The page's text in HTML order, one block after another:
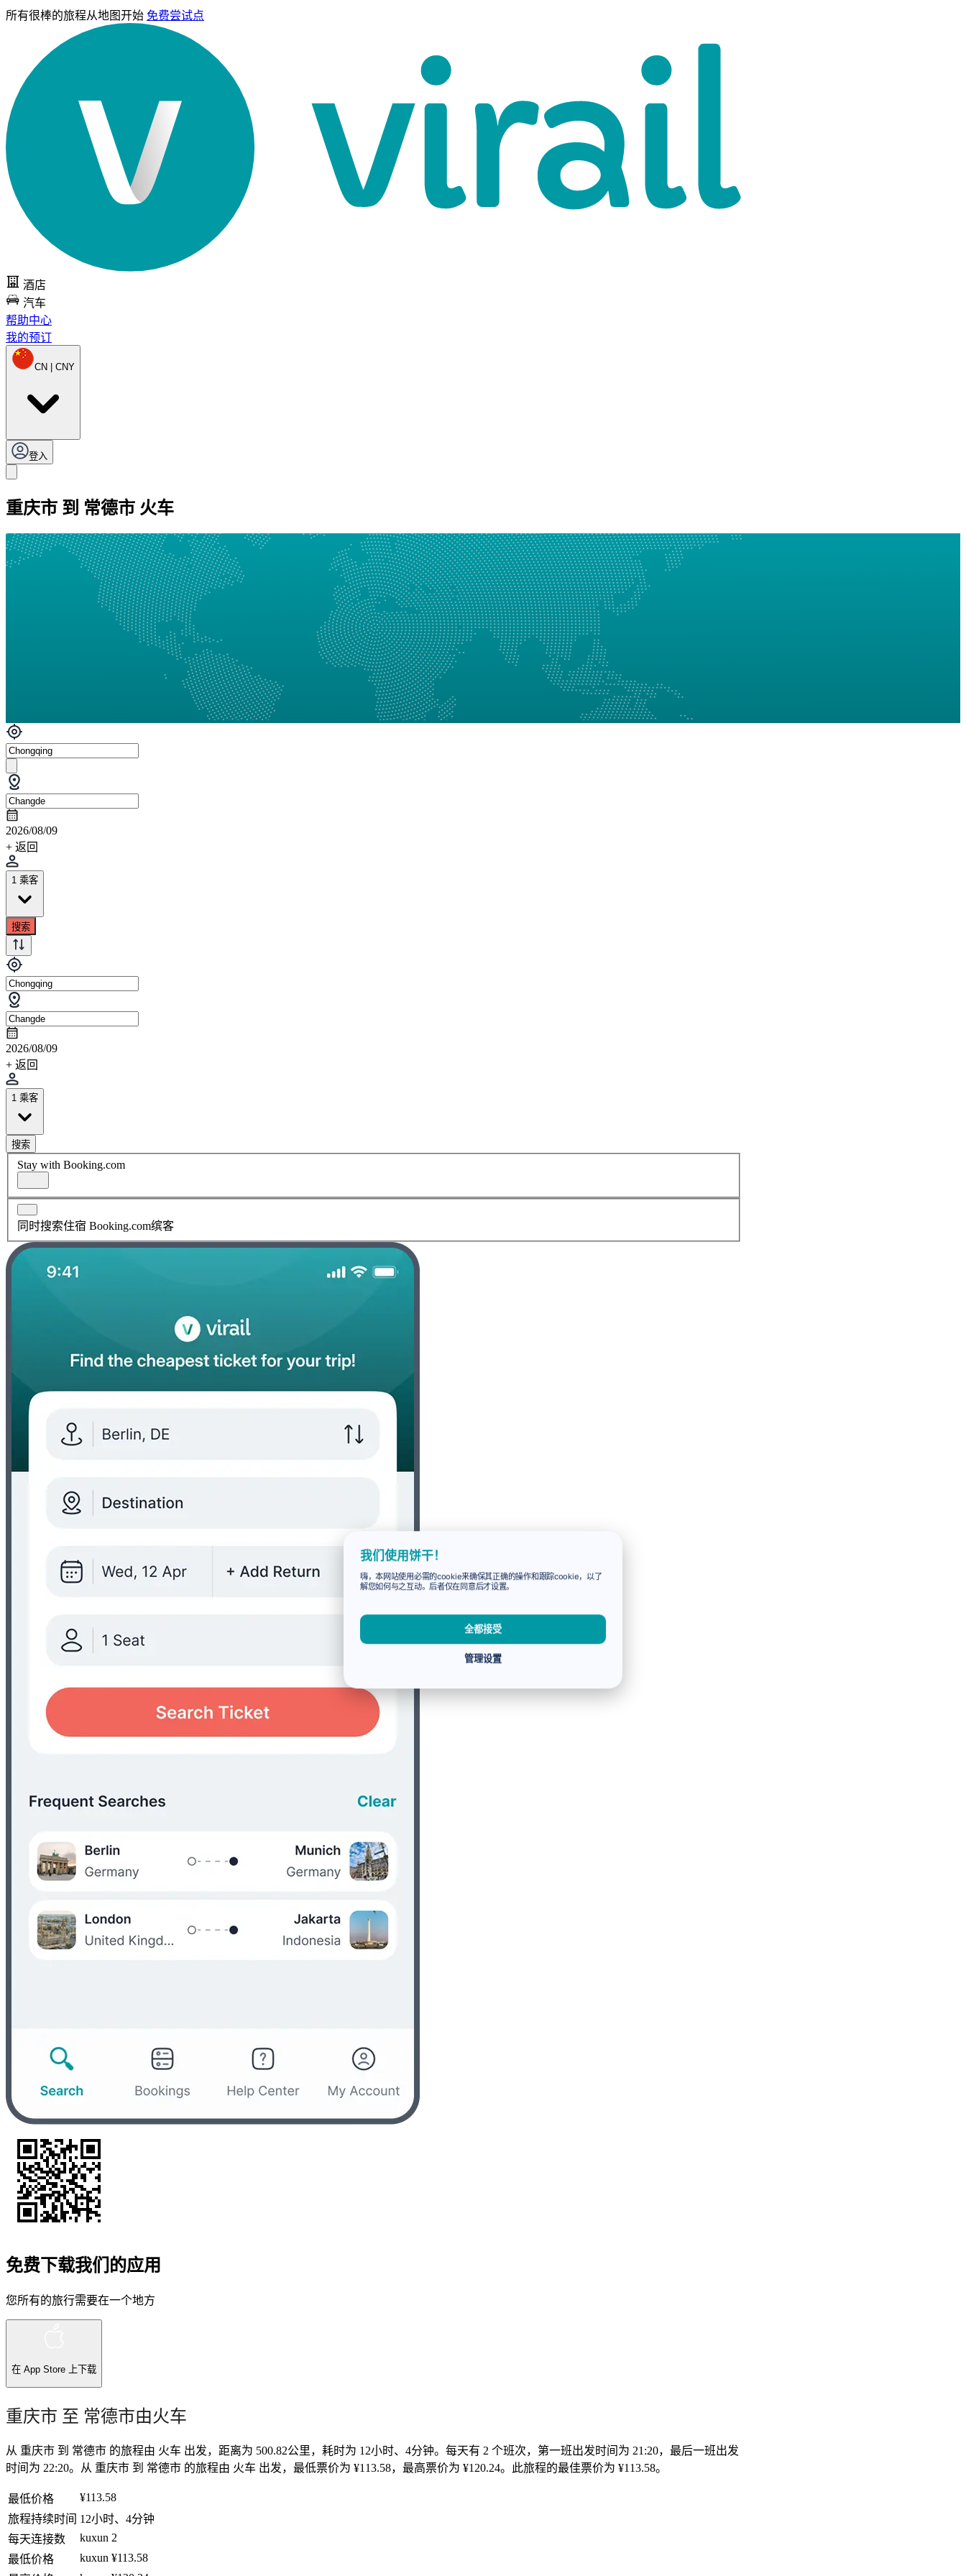
所有很棒的旅程从地图开始 免费尝试点
酒店
汽车
帮助中心
我的预订
CN | CNY
登入
重庆市 到 常德市 火车
2026/08/09
+ 返回
1 乘客
搜索
2026/08/09
+ 返回
1 乘客
搜索
Stay with Booking.com
同时搜索住宿 Booking.com缤客
免费下载我们的应用
您所有的旅行需要在一个地方
在 App Store 上下载
重庆市 至 常德市由火车
从 重庆市 到 常德市 的旅程由 火车 出发，距离为 500.82公里，耗时为 12小时、4分钟。每天有 2 个班次，第一班出发时间为 21:20，最后一班出发
时间为 22:20。从 重庆市 到 常德市 的旅程由 火车 出发，最低票价为 ¥113.58，最高票价为 ¥120.24。此旅程的最佳票价为 ¥113.58。
最低价格
¥113.58
旅程持续时间 12小时、4分钟
每天连接数
kuxun 2
最低价格
kuxun ¥113.58
我们使用饼干！
嗨，本网站使用必需的cookie来确保其正确的操作和跟踪cookie，以了
解您如何与之互动。后者仅在同意后才设置。
全都接受
管理设置